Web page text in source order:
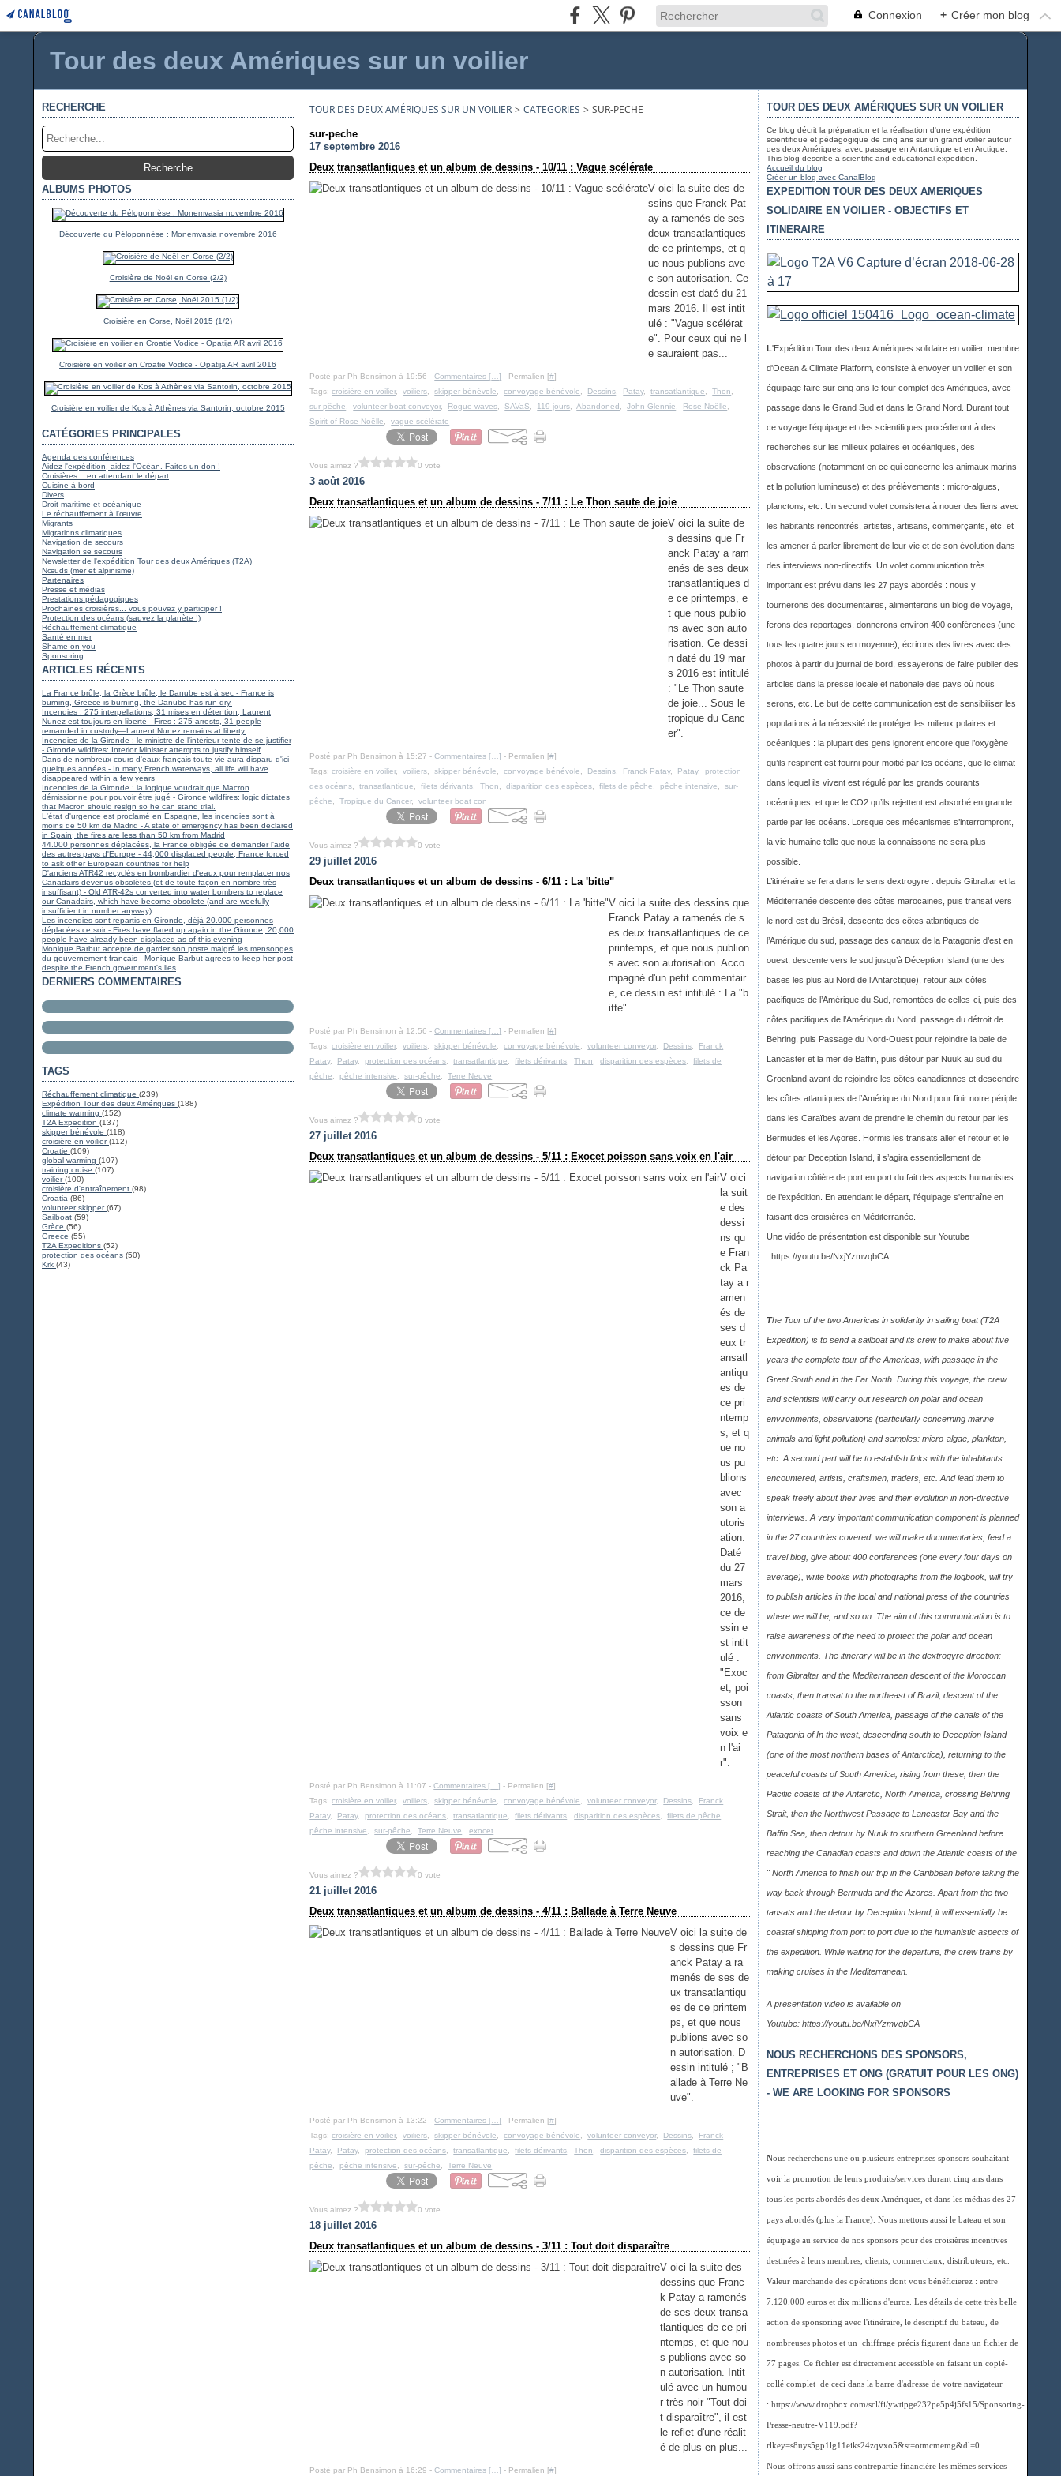
Connexion + Créer mon blog
Tour des deux Amériques sur un voilier
RECHERCHE
ALBUMS PHOTOS
Découverte du Péloponnèse : Monemvasia novembre 2016
Croisière de Noël en Corse (2/2)
Croisière en Corse, Noël 2015 (1/2)
Croisière en voilier en Croatie Vodice - Opatija AR avril 2016
Croisière en voilier de Kos à Athènes via Santorin, octobre 2015
CATÉGORIES PRINCIPALES
Agenda des conférences
Aidez l'expédition, aidez l'Océan. Faites un don !
Croisières... en attendant le départ
Cuisine à bord
Divers
Droit maritime et océanique
Le réchauffement à l'œuvre
Migrants
Migrations climatiques
Navigation de secours
Navigation se secours
Newsletter de l'expédition Tour des deux Amériques (T2A)
Nœuds (mer et alpinisme)
Partenaires
Presse et médias
Prestations pédagogiques
Prochaines croisières... vous pouvez y participer !
Protection des océans (sauvez la planète !)
Réchauffement climatique
Santé en mer
Shame on you
Sponsoring
ARTICLES RÉCENTS
La France brûle, la Grèce brûle, le Danube est à sec - France is
burning, Greece is burning, the Danube has run dry.
Incendies : 275 interpellations, 31 mises en détention, Laurent
Nunez est toujours en liberté - Fires : 275 arrests, 31 people
remanded in custody—Laurent Nunez remains at liberty.
Incendies de la Gironde : le ministre de l'intérieur tente de se justifier
- Gironde wildfires: Interior Minister attempts to justify himself
Dans de nombreux cours d'eaux français toute vie aura disparu d'ici
quelques années - In many French waterways, all life will have
disappeared within a few years
Incendies de la Gironde : la logique voudrait que Macron
démissionne pour pouvoir être jugé - Gironde wildfires: logic dictates
that Macron should resign so he can stand trial.
L'état d'urgence est proclamé en Espagne, les incendies sont à
moins de 50 km de Madrid - A state of emergency has been declared
in Spain; the fires are less than 50 km from Madrid
44.000 personnes déplacées, la France obligée de demander l'aide
des autres pays d'Europe - 44,000 displaced people; France forced
to ask other European countries for help
D'anciens ATR42 recyclés en bombardier d'eaux pour remplacer nos
Canadairs devenus obsolètes (et de toute façon en nombre très
insuffisant) - Old ATR-42s converted into water bombers to replace
our Canadairs, which have become obsolete (and are woefully
insufficient in number anyway)
Les incendies sont repartis en Gironde, déjà 20.000 personnes
déplacées ce soir - Fires have flared up again in the Gironde; 20,000
people have already been displaced as of this evening
Monique Barbut accepte de garder son poste malgré les mensonges
du gouvernement français - Monique Barbut agrees to keep her post
despite the French government's lies
DERNIERS COMMENTAIRES
TAGS
Réchauffement climatique (239)
Expédition Tour des deux Amériques (188)
climate warming (152)
T2A Expedition (137)
skipper bénévole (118)
croisière en voilier(112)
Croatie (109)
global warming (107)
training cruise (107)
voilier(100)
croisière d'entraînement (98)
Croatia (86)
volunteer skipper(67)
Sailboat (59)
Grèce (56)
Greece (55)
T2A Expeditions (52)
protection des océans (50)
Krk (43)
TOUR DES DEUX AMÉRIQUES SUR UN VOILIER > CATEGORIES > SUR-PECHE
sur-peche
17 septembre 2016
Deux transatlantiques et un album de dessins - 10/11 : Vague scélérate
V oici la suite des de
ssins que Franck Pat
ay a ramenés de ses
deux transatlantiques
de ce printemps, et q
ue nous publions ave
c son autorisation. Ce
dessin est daté du 21
mars 2016. Il est intit
ulé : "Vague scélérat
e". Pour ceux qui ne l
e sauraient pas...
Posté par Ph Bensimon à 19:56 -Commentaires [ …] - Permalien [#]
Tags:croisière en voilier,voiliers ,skipper bénévole ,convoyage bénévole Dessins Patay,transatlantique ,Thon
sur-pêche
,volunteer boat conveyor, Rogue waves ,SAVaS 119 jours ,Abandoned ,John Glennie Rose-Noëlle
Spirit of Rose-Noëlle
,vague scélérate
Vous aimez ? 0 vote
3 août 2016
Deux transatlantiques et un album de dessins - 7/11 : Le Thon saute de joie
V oici la suite de
s dessins que Fr
anck Patay a ram
enés de ses deux
transatlantiques d
e ce printemps, e
t que nous publio
ns avec son auto
risation. Ce dessi
n daté du 19 mar
s 2016 est intitulé
: "Le Thon saute
de joie... Sous le
tropique du Canc
er".
Posté par Ph Bensimon à 15:27 -Commentaires [ …] - Permalien [#]
Tags:croisière en voilier,voiliers ,skipper bénévole ,convoyage bénévole Dessins Franck Patay, Patay,protection
des océans ,transatlantique ,filets dérivants ,Thon ,disparition des espèces ,filets de pêche ,pêche intensive ,sur-
pêche
,Tropique du Cancer,volunteer boat con
Vous aimez ? 0 vote
29 juillet 2016
Deux transatlantiques et un album de dessins - 6/11 : La 'bitte"
V oici la suite des dessins que
Franck Patay a ramenés de s
es deux transatlantiques de ce
printemps, et que nous publion
s avec son autorisation. Acco
mpagné d'un petit commentair
e, ce dessin est intitulé : La "b
itte".
Posté par Ph Bensimon à 12:56 -Commentaires [ …] - Permalien [#]
Tags:croisière en voilier,voiliers ,skipper bénévole ,convoyage bénévole ,volunteer conveyor, Dessins
Franck
Patay, Patay,protection des océans ,transatlantique ,filets dérivants ,Thon ,disparition des espèces ,filets de
pêche
,pêche intensive ,sur-pêche ,Terre Neuve
Vous aimez ? 0 vote
27 juillet 2016
Deux transatlantiques et un album de dessins - 5/11 : Exocet poisson sans voix en l'air
V oici
la suit
e des
dessi
ns qu
e Fran
ck Pa
tay a r
amen
és de
ses d
eux tr
ansatl
antiqu
es de
ce pri
ntemp
s, et q
ue no
us pu
blions
avec
son a
utoris
ation.
Daté
du 27
mars
2016,
ce de
ssin e
st intit
ulé :
"Exoc
et, poi
sson
sans
voix e
n l'ai
r".
Posté par Ph Bensimon à 11:07 -Commentaires [ …] - Permalien [#]
Tags:croisière en voilier,voiliers ,skipper bénévole ,convoyage bénévole ,volunteer conveyor, Dessins
Franck
Patay, Patay,protection des océans ,transatlantique ,filets dérivants ,disparition des espèces ,filets de pêche
pêche intensive
,sur-pêche ,Terre Neuve ,exocet
Vous aimez ? 0 vote
21 juillet 2016
Deux transatlantiques et un album de dessins - 4/11 : Ballade à Terre Neuve
V oici la suite de
s dessins que Fr
anck Patay a ra
menés de ses de
ux transatlantiqu
es de ce printem
ps, et que nous
publions avec so
n autorisation. D
essin intitulé ; "B
allade à Terre Ne
uve".
Posté par Ph Bensimon à 13:22 -Commentaires [ …] - Permalien [#]
Tags:croisière en voilier,voiliers ,skipper bénévole ,convoyage bénévole ,volunteer conveyor, Dessins
Franck
Patay, Patay,protection des océans ,transatlantique ,filets dérivants ,Thon ,disparition des espèces ,filets de
pêche
,pêche intensive ,sur-pêche ,Terre Neuve
Vous aimez ? 0 vote
18 juillet 2016
Deux transatlantiques et un album de dessins - 3/11 : Tout doit disparaître
V oici la suite des
dessins que Franc
k Patay a ramenés
de ses deux transa
tlantiques de ce pri
ntemps, et que nou
s publions avec so
n autorisation. Intit
ulé avec un humou
r très noir "Tout doi
t disparaître", il est
le reflet d'une réalit
é de plus en plus...
Posté par Ph Bensimon à 16:29 -Commentaires [ …] - Permalien [#]
TOUR DES DEUX AMÉRIQUES SUR UN VOILIER
Ce blog décrit la préparation et la réalisation d'une expédition
scientifique et pédagogique de cinq ans sur un grand voilier autour
des deux Amériques, avec passage en Antarctique et en Arctique.
This blog describe a scientific and educational expedition.
Accueil du blog
Créer un blog avec CanalBlog
EXPEDITION TOUR DES DEUX AMERIQUES
SOLIDAIRE EN VOILIER - OBJECTIFS ET
ITINERAIRE
L'Expédition Tour des deux Amériques solidaire en voilier, membre
d'Ocean & Climate Platform, consiste à envoyer un voilier et son
équipage faire sur cinq ans le tour complet des Amériques, avec
passage dans le Grand Sud et dans le Grand Nord. Durant tout
ce voyage l’équipage et des scientifiques procéderont à des
recherches sur les milieux polaires et océaniques, des
observations (notamment en ce qui concerne les animaux marins
et la pollution lumineuse) et des prélèvements : micro-algues,
planctons, etc. Un second volet consistera à nouer des liens avec
les habitants rencontrés, artistes, artisans, commerçants, etc. et
les amener à parler librement de leur vie et de son évolution dans
des interviews non-directifs. Un volet communication très
important est prévu dans les 27 pays abordés : nous y
tournerons des documentaires, alimenterons un blog de voyage,
ferons des reportages, donnerons environ 400 conférences (une
tous les quatre jours en moyenne), écrirons des livres avec des
photos à partir du journal de bord, essayerons de faire publier des
articles dans la presse locale et nationale des pays où nous
serons, etc. Le but de cette communication est de sensibiliser les
populations à la nécessité de protéger les milieux polaires et
océaniques : la plupart des gens ignorent encore que l’oxygène
qu’ils respirent est fourni pour moitié par les océans, que le climat
dans lequel ils vivent est régulé par les grands courants
océaniques, et que le CO2 qu’ils rejettent est absorbé en grande
partie par les océans. Lorsque ces mécanismes s’interrompront,
la vie humaine telle que nous la connaissons ne sera plus
possible.
L’itinéraire se fera dans le sens dextrogyre : depuis Gibraltar et la
Méditerranée descente des côtes marocaines, puis transat vers
le nord-est du Brésil, descente des côtes atlantiques de
l’Amérique du sud, passage des canaux de la Patagonie d’est en
ouest, descente vers le sud jusqu’à Déception Island (une des
bases les plus au Nord de l’Antarctique), retour aux côtes
pacifiques de l’Amérique du Sud, remontées de celles-ci, puis des
côtes pacifiques de l’Amérique du Nord, passage du détroit de
Behring, puis Passage du Nord-Ouest pour rejoindre la baie de
Lancaster et la mer de Baffin, puis détour par Nuuk au sud du
Groenland avant de rejoindre les côtes canadiennes et descendre
les côtes atlantiques de l’Amérique du Nord pour finir notre périple
dans les Caraïbes avant de prendre le chemin du retour par les
Bermudes et les Açores. Hormis les transats aller et retour et le
détour par Deception Island, il s’agira essentiellement de
navigation côtière de port en port du fait des aspects humanistes
de l’expédition. En attendant le départ, l'équipage s'entraîne en
faisant des croisières en Méditerranée.
Une vidéo de présentation est disponible sur Youtube
: https://youtu.be/NxjYzmvqbCA
The Tour of the two Americas in solidarity in sailing boat (T2A
Expedition) is to send a sailboat and its crew to make about five
years the complete tour of the Americas, with passage in the
Great South and in the Far North. During this voyage, the crew
and scientists will carry out research on polar and ocean
environments, observations (particularly concerning marine
animals and light pollution) and samples: micro-algae, plankton,
etc. A second part will be to establish links with the inhabitants
encountered, artists, craftsmen, traders, etc. And lead them to
speak freely about their lives and their evolution in non-directive
interviews. A very important communication component is planned
in the 27 countries covered: we will make documentaries, feed a
travel blog, give about 400 conferences (one every four days on
average), write books with photographs from the logbook, will try
to publish articles in the local and national press of the countries
where we will be, and so on. The aim of this communication is to
raise awareness of the need to protect the polar and ocean
environments. The itinerary will be in the dextrogyre direction:
from Gibraltar and the Mediterranean descent of the Moroccan
coasts, then transat to the northeast of Brazil, descent of the
Atlantic coasts of South America, passage of the canals of the
Patagonia of In the west, descending south to Deception Island
(one of the most northern bases of Antarctica), returning to the
peaceful coasts of South America, rising from these, then the
Pacific coasts of the Antarctic, North America, crossing Behring
Strait, then the Northwest Passage to Lancaster Bay and the
Baffin Sea, then detour by Nuuk to southern Greenland before
reaching the Canadian coasts and down the Atlantic coasts of the
" North America to finish our trip in the Caribbean before taking the
way back through Bermuda and the Azores. Apart from the two
tansats and the detour by Deception Island, it will essentially be
coastal shipping from port to port due to the humanistic aspects of
the expedition. While waiting for the departure, the crew trains by
making cruises in the Mediterranean.
A presentation video is available on
Youtube: https://youtu.be/NxjYzmvqbCA
NOUS RECHERCHONS DES SPONSORS,
ENTREPRISES ET ONG (GRATUIT POUR LES ONG)
- WE ARE LOOKING FOR SPONSORS
Nous recherchons une ou plusieurs entreprises sponsors souhaitant
voir la promotion de leurs produits/services durant cinq ans dans
tous les ports abordés des deux Amériques, et dans les médias des 27
pays abordés (plus la France). Nous mettons aussi le bateau et son
équipage au service de nos sponsors pour des croisières incentives
destinées à leurs membres, clients, commerciaux, distributeurs, etc.
Valeur marchande des opérations dont vous bénéficierez : entre
7.120.000 euros et dix millions d'euros. Les détails de cette très belle
action de sponsoring avec l'itinéraire, le descriptif du bateau, de
nombreuses photos et un chiffrage précis figurent dans un fichier de
77 pages. Ce fichier est directement accessible en faisant un copié-
collé complet de ceci dans la barre d'adresse de votre navigateur
: https://www.dropbox.com/scl/fi/ywtipge232pe5p4j5fs15/Sponsoring-
Presse-neutre-V119.pdf?
rlkey=s8uys5gp1lg11eiks24zqvxo5&st=otmcmemg&dl=0
Nous offrons aussi sans contrepartie financière les mêmes services